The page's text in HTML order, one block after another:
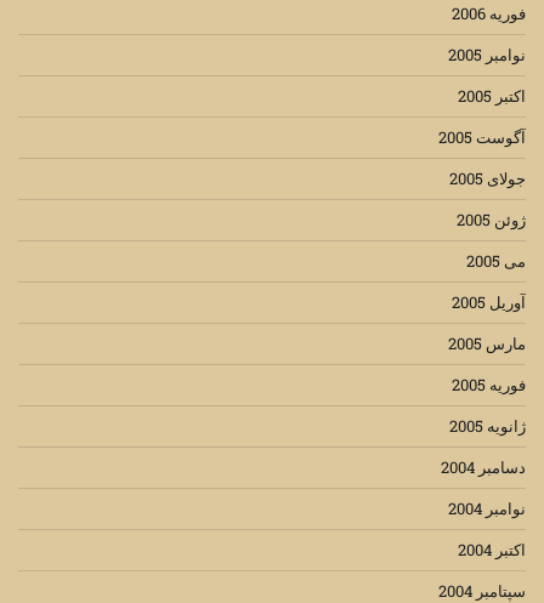
فوریه 2006
نوامبر 2005
اکتبر 2005
آگوست 2005
جولای 2005
ژوئن 2005
می 2005
آوریل 2005
مارس 2005
فوریه 2005
ژانویه 2005
دسامبر 2004
نوامبر 2004
اکتبر 2004
سپتامبر 2004